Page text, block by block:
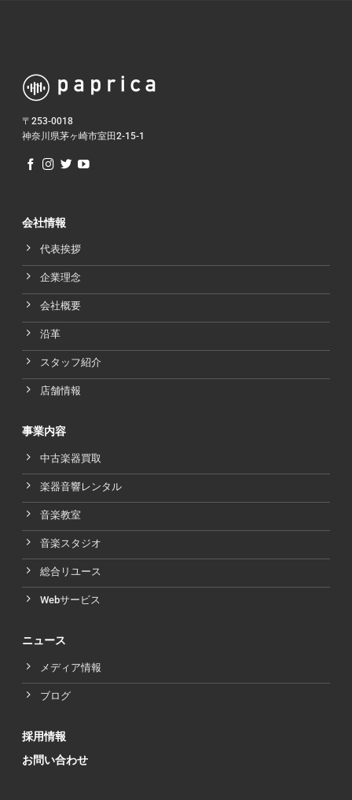
〒253-0018
神奈川県茅ヶ崎市室田2-15-1
会社情報
代表挨拶
企業理念
会社概要
沿革
スタッフ紹介
店舗情報
事業内容
中古楽器買取
楽器音響レンタル
音楽教室
音楽スタジオ
総合リユース
Webサービス
ニュース
メディア情報
ブログ
採用情報
お問い合わせ